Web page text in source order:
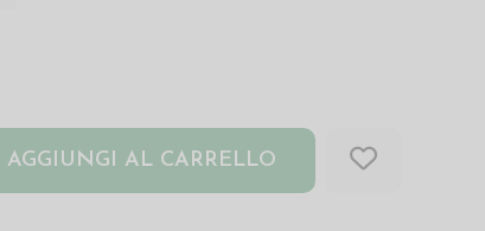
AGGIUNGI AL CARRELLO